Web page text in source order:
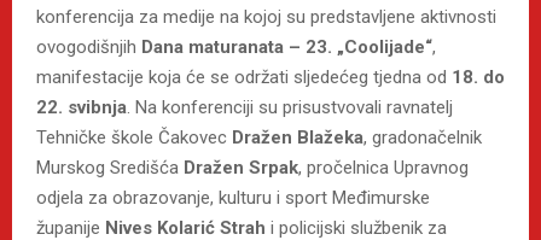
konferencija za medije na kojoj su predstavljene aktivnosti
ovogodišnjih Dana maturanata – 23. „Coolijade“,
manifestacije koja će se održati sljedećeg tjedna od 18. do
22. svibnja. Na konferenciji su prisustvovali ravnatelj
Tehničke škole Čakovec Dražen Blažeka, gradonačelnik
Murskog Središća Dražen Srpak, pročelnica Upravnog
odjela za obrazovanje, kulturu i sport Međimurske
županije Nives Kolarić Strah i policijski službenik za